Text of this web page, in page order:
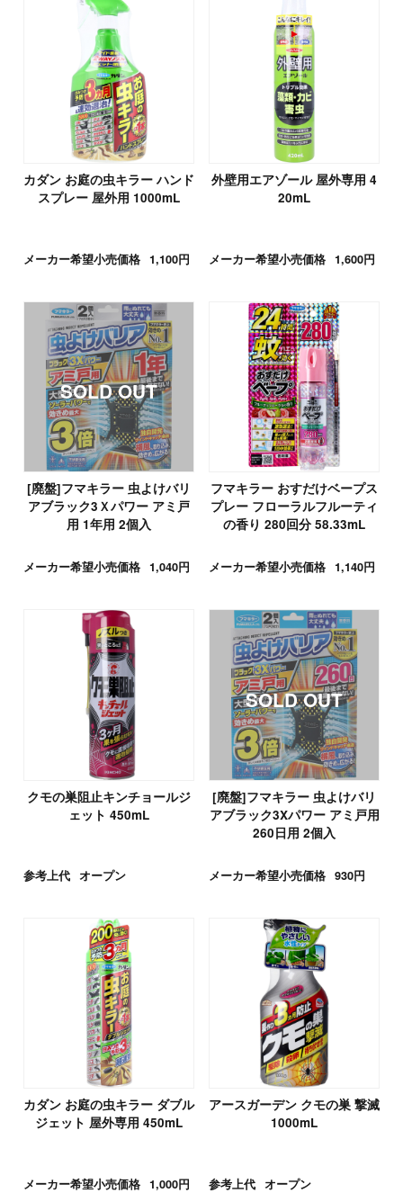
カダン お庭の虫キラー ハンド
スプレー 屋外用 1000mL
メーカー希望小売価格 1,100円
外壁用エアゾール 屋外専用 4
20mL
メーカー希望小売価格 1,600円
[廃盤]フマキラー 虫よけバリ
アブラック3Ｘパワー アミ戸
用 1年用 2個入
メーカー希望小売価格 1,040円
フマキラー おすだけベープス
プレー フローラルフルーティ
の香り 280回分 58.33mL
メーカー希望小売価格 1,140円
クモの巣阻止キンチョールジ
ェット 450mL
参考上代 オープン
[廃盤]フマキラー 虫よけバリ
アブラック3Xパワー アミ戸用
260日用 2個入
メーカー希望小売価格 930円
カダン お庭の虫キラー ダブル
ジェット 屋外専用 450mL
メーカー希望小売価格 1,000円
アースガーデン クモの巣 撃滅
1000mL
参考上代 オープン